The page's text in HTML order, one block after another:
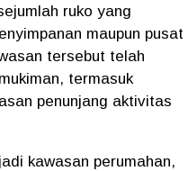
ruko yang
maupun pusat
tersebut telah
termasuk
penunjang aktivitas
kawasan perumahan,